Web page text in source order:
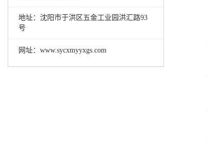
地址：沈阳市于洪区五金工业园洪汇路93
号
网址：www.sycxmyyxgs.com